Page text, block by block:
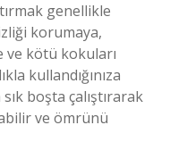
genellikle
korumaya,
ve kötü kokuları
kullandığınıza
boşta çalıştırarak
ve ömrünü